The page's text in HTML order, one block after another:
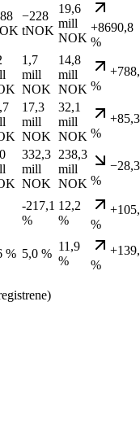
−228
tNOK
19,6
mill
NOK
+8690,8
%
1,7
mill
NOK
14,8
mill
NOK %
17,3
mill
NOK
32,1
mill
NOK
+85,3
%
332,3
mill
NOK
238,3
mill
NOK
−28,3
%
-217,1
%
12,2
%
%
% 5,0 %
11,9
%
%